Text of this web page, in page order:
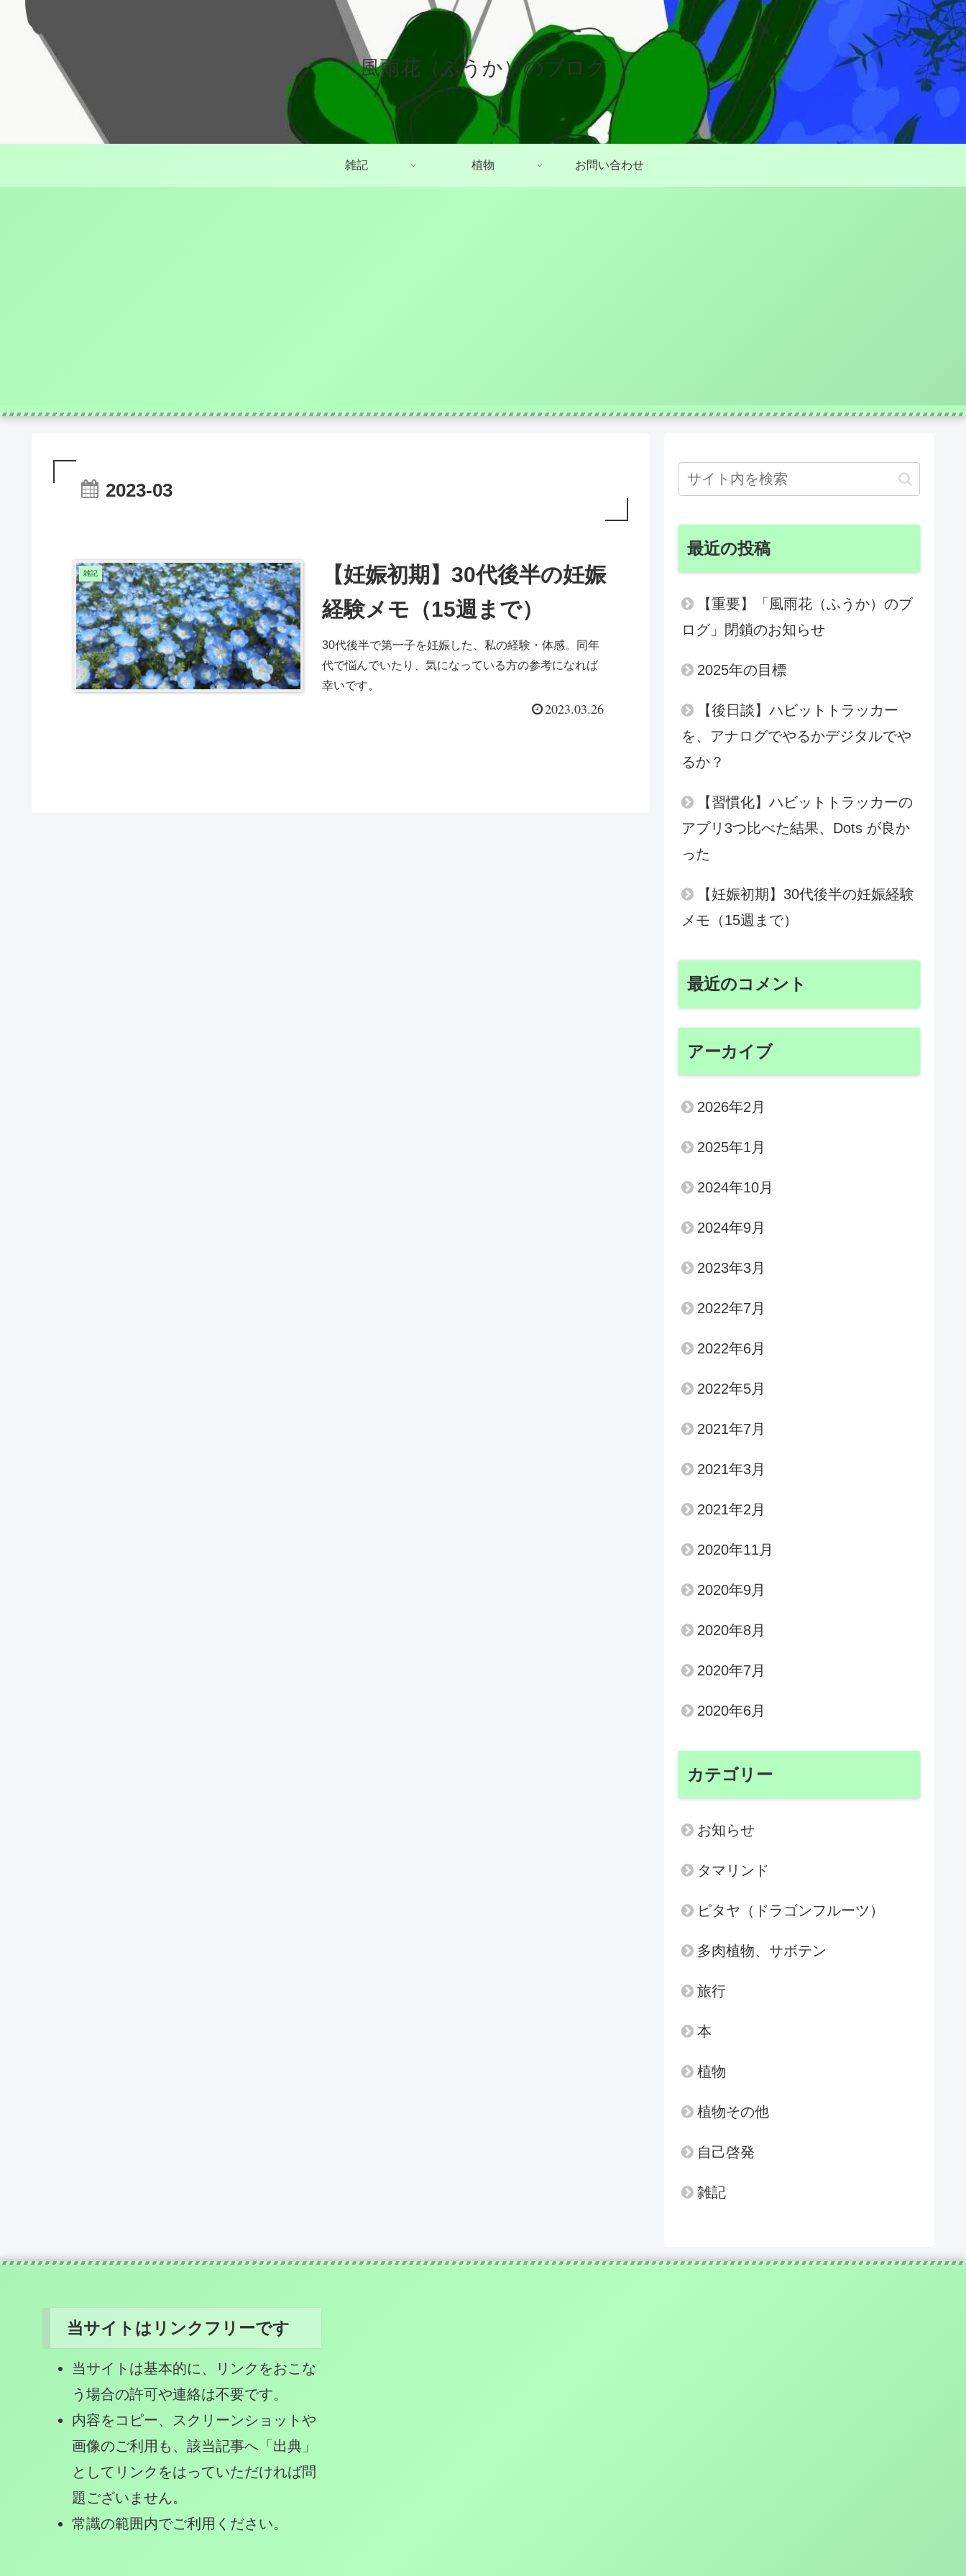
風雨花（ふうか）のブログ
雑記 植物 お問い合わせ
2023-03
雑記
【妊娠初期】30代後半の妊娠
経験メモ（15週まで）
30代後半で第一子を妊娠した、私の経験・体感。同年
代で悩んでいたり、気になっている方の参考になれば
幸いです。
2023.03.26
最近の投稿
【重要】「風雨花（ふうか）のブ
ログ」閉鎖のお知らせ
2025年の目標
【後日談】ハビットトラッカー
を、アナログでやるかデジタルでや
るか？
【習慣化】ハビットトラッカーの
アプリ3つ比べた結果、Dots が良か
った
【妊娠初期】30代後半の妊娠経験
メモ（15週まで）
最近のコメント
アーカイブ
2026年2月
2025年1月
2024年10月
2024年9月
2023年3月
2022年7月
2022年6月
2022年5月
2021年7月
2021年3月
2021年2月
2020年11月
2020年9月
2020年8月
2020年7月
2020年6月
カテゴリー
お知らせ
タマリンド
ピタヤ（ドラゴンフルーツ）
多肉植物、サボテン
旅行
本
植物
植物その他
自己啓発
雑記
当サイトはリンクフリーです
当サイトは基本的に、リンクをおこな
う場合の許可や連絡は不要です。
内容をコピー、スクリーンショットや
画像のご利用も、該当記事へ「出典」
としてリンクをはっていただければ問
題ございません。
常識の範囲内でご利用ください。